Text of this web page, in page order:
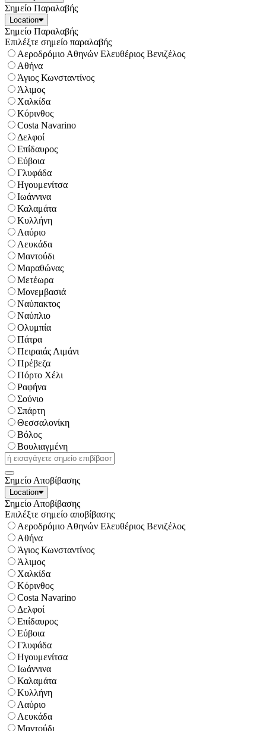
Σημείο Παραλαβής
Location
Σημείο Παραλαβής
Επιλέξτε σημείο παραλαβής
Αεροδρόμιο Αθηνών Ελευθέριος Βενιζέλος
Αθήνα
Άγιος Κωνσταντίνος
Άλιμος
Χαλκίδα
Κόρινθος
Costa Navarino
Δελφοί
Επίδαυρος
Εύβοια
Γλυφάδα
Ηγουμενίτσα
Ιωάννινα
Καλαμάτα
Κυλλήνη
Λαύριο
Λευκάδα
Μαντούδι
Μαραθώνας
Μετέωρα
Μονεμβασιά
Ναύπακτος
Ναύπλιο
Ολυμπία
Πάτρα
Πειραιάς Λιμάνι
Πρέβεζα
Πόρτο Χέλι
Ραφήνα
Σούνιο
Σπάρτη
Θεσσαλονίκη
Βόλος
Βουλιαγμένη
Σημείο Αποβίβασης
Location
Σημείο Αποβίβασης
Επιλέξτε σημείο αποβίβασης
Αεροδρόμιο Αθηνών Ελευθέριος Βενιζέλος
Αθήνα
Άγιος Κωνσταντίνος
Άλιμος
Χαλκίδα
Κόρινθος
Costa Navarino
Δελφοί
Επίδαυρος
Εύβοια
Γλυφάδα
Ηγουμενίτσα
Ιωάννινα
Καλαμάτα
Κυλλήνη
Λαύριο
Λευκάδα
Μαντούδι